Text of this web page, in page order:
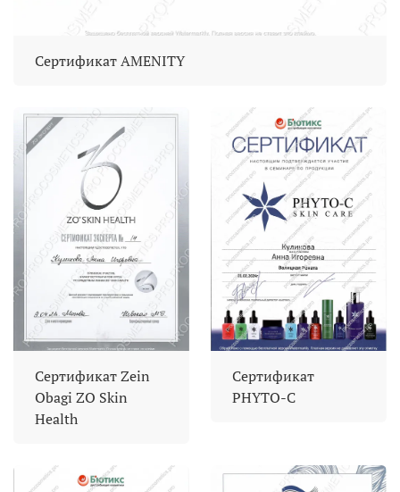
Сертификат AMENITY
Сертификат Zein
Obagi ZO Skin
Health
Сертификат
PHYTO-C